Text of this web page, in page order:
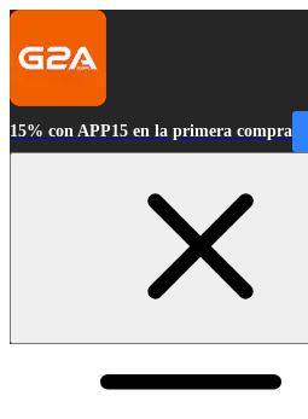
15% con APP15 en la primera compra